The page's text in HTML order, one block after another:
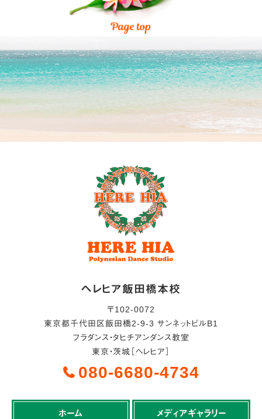
ヘレヒア飯田橋本校
〒102-0072
東京都千代田区飯田橋2-9-3 サンネットビルB1
フラダンス・タヒチアンダンス教室
東京・茨城［ヘレヒア］
080-6680-4734
ホーム メディアギャラリー